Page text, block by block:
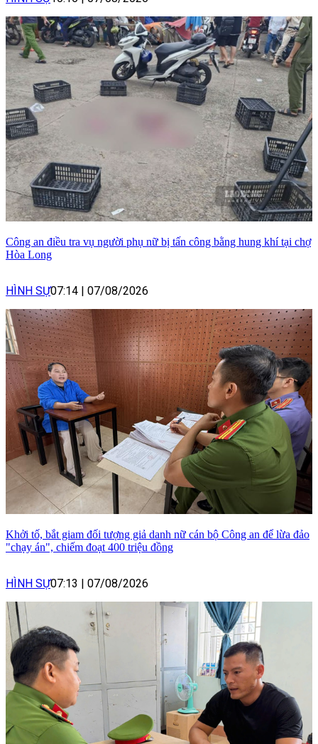
Công an điều tra vụ người phụ nữ bị tấn công bằng hung khí tại chợ
Hòa Long
HÌNH SỰ07:14 | 07/08/2026
Khởi tố, bắt giam đối tượng giả danh nữ cán bộ Công an để lừa đảo
"chạy án", chiếm đoạt 400 triệu đồng
HÌNH SỰ07:13 | 07/08/2026